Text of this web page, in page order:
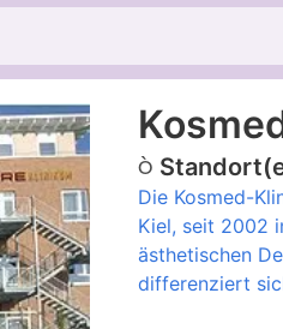
Die Kosmed-
Kiel, seit 2002
ästhetischen
differenziert